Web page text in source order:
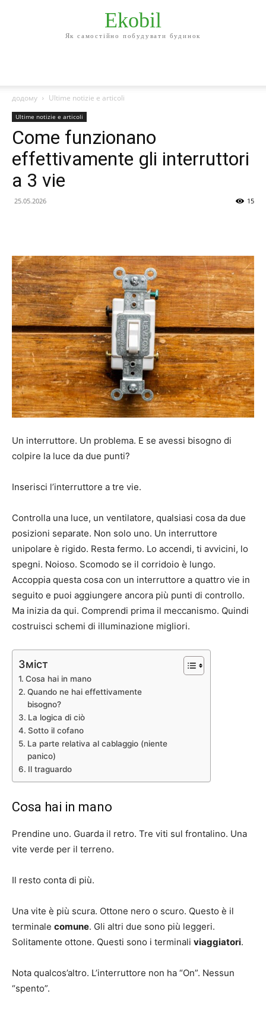
Ekobil
Як самостійно побудувати будинок
додому Ultime notizie e articoli
Ultime notizie e articoli
Come funzionano
effettivamente gli interruttori
a 3 vie
25.05.2026 15
Un interruttore. Un problema. E se avessi bisogno di
colpire la luce da due punti?
Inserisci l’interruttore a tre vie.
Controlla una luce, un ventilatore, qualsiasi cosa da due
posizioni separate. Non solo uno. Un interruttore
unipolare è rigido. Resta fermo. Lo accendi, ti avvicini, lo
spegni. Noioso. Scomodo se il corridoio è lungo.
Accoppia questa cosa con un interruttore a quattro vie in
seguito e puoi aggiungere ancora più punti di controllo.
Ma inizia da qui. Comprendi prima il meccanismo. Quindi
costruisci schemi di illuminazione migliori.
Зміст
Cosa hai in mano
Quando ne hai effettivamente
bisogno?
La logica di ciò
Sotto il cofano
La parte relativa al cablaggio (niente
panico)
Il traguardo
Cosa hai in mano
Prendine uno. Guarda il retro. Tre viti sul frontalino. Una
vite verde per il terreno.
Il resto conta di più.
Una vite è più scura. Ottone nero o scuro. Questo è il
terminale comune. Gli altri due sono più leggeri.
Solitamente ottone. Questi sono i terminali viaggiatori.
Nota qualcos’altro. L’interruttore non ha “On”. Nessun
“spento”.